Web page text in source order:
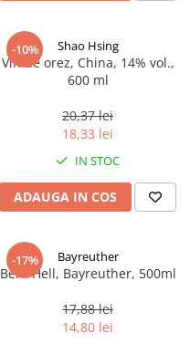
-10% Shao Hsing
Vin de orez, China, 14% vol.,
600 ml
20,37 lei
18,33 lei
IN STOC
ADAUGA IN COS
-17% Bayreuther
Bere Hell, Bayreuther, 500ml
17,88 lei
14,80 lei